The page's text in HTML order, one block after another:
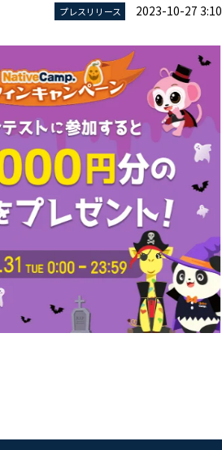
プレスリリース 2023-10-27 3:10